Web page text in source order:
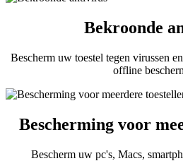
Bekroonde
Bescherm uw toestel tegen virussen
offline
Bescherming voor
Bescherm uw pc's, Macs,